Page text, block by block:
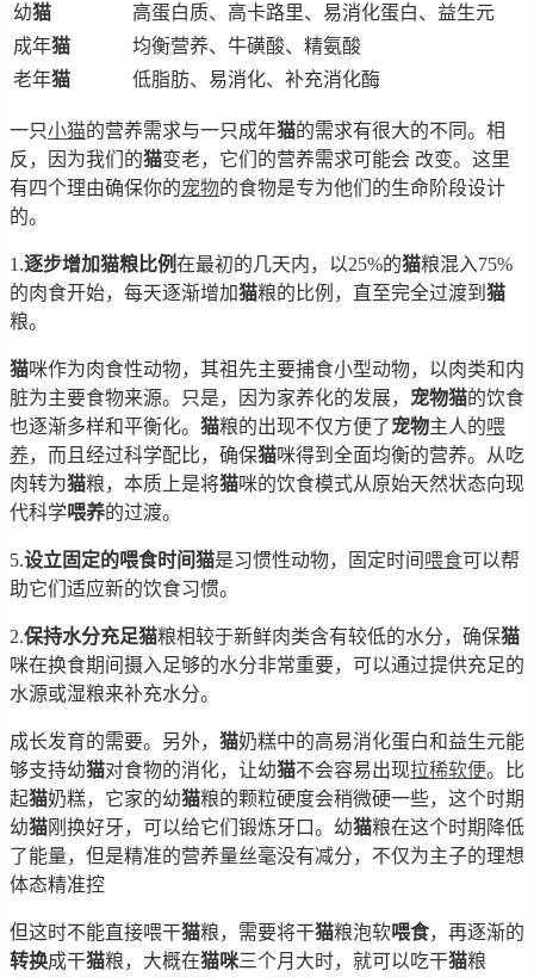
幼猫
高蛋白质、高卡路里、易消化蛋白、益生元
成年猫
均衡营养、牛磺酸、精氨酸
老年猫 低脂肪、易消化、补充消化酶
一只小猫的营养需求与一只成年猫的需求有很大的不同。相
反，因为我们的猫变老，它们的营养需求可能会 改变。这里
有四个理由确保你的宠物的食物是专为他们的生命阶段设计
的。
1.逐步增加猫粮比例在最初的几天内，以25%的猫粮混入75%
的肉食开始，每天逐渐增加猫粮的比例，直至完全过渡到 猫
粮。
猫咪作为肉食性动物，其祖先主要捕食小型动物，以肉类和内
脏为主要食物来源。只是，因为家养化的发展， 宠物猫的饮食
也逐渐多样和平衡化。 猫粮的出现不仅方便了宠物主人的喂
养，而且经过科学配比，确保猫咪得到全面均衡的营养。从吃
肉转为猫粮，本质上是将猫咪的饮食模式从原始天然状态向现
代科学喂养的过渡。
5.设立固定的喂食时间猫是习惯性动物，固定时间 喂食可以帮
助它们适应新的饮食习惯。
2.保持水分充足猫粮相较于新鲜肉类含有较低的水分，确保猫
咪在换食期间摄入足够的水分非常重要，可以通过提供充足的
水源或湿粮来补充水分。
成长发育的需要。另外， 猫奶糕中的高易消化蛋白和益生元能
够支持幼猫对食物的消化，让幼猫不会容易出现拉稀软便。比
起猫奶糕，它家的幼猫粮的颗粒硬度会稍微硬一些，这个时期
幼猫刚换好牙，可以给它们锻炼牙口。幼猫粮在这个时期降低
了能量，但是精准的营养量丝毫没有减分，不仅为主子的理想
体态精准控
但这时不能直接喂干猫粮，需要将干猫粮泡软喂食，再逐渐的
转换成干猫粮，大概在猫咪三个月大时，就可以吃干猫粮